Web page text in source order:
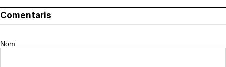
Comentaris
Nom